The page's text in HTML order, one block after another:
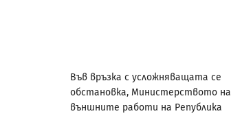
Във връзка с усложняващата се
обстановка, Министерството на
външните работи на Република